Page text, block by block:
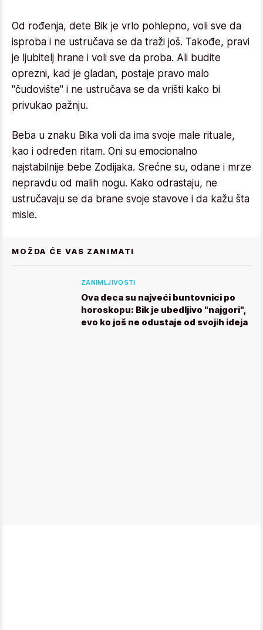
Od rođenja, dete Bik je vrlo pohlepno, voli sve da
isproba i ne ustručava se da traži još. Takođe, pravi
je ljubitelj hrane i voli sve da proba. Ali budite
oprezni, kad je gladan, postaje pravo malo
"čudovište" i ne ustručava se da vrišti kako bi
privukao pažnju.
Beba u znaku Bika voli da ima svoje male rituale,
kao i određen ritam. Oni su emocionalno
najstabilnije bebe Zodijaka. Srećne su, odane i mrze
nepravdu od malih nogu. Kako odrastaju, ne
ustručavaju se da brane svoje stavove i da kažu šta
misle.
MOŽDA ĆE VAS ZANIMATI
ZANIMLJIVOSTI
Ova deca su najveći buntovnici po
horoskopu: Bik je ubedljivo "najgori",
evo ko još ne odustaje od svojih ideja